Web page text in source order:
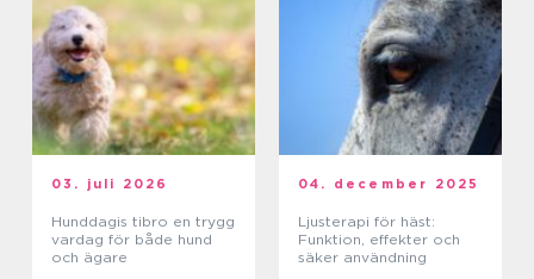
03. juli 2026
Hunddagis tibro en trygg
vardag för både hund
och ägare
04. december 2025
Ljusterapi för häst:
Funktion, effekter och
säker användning